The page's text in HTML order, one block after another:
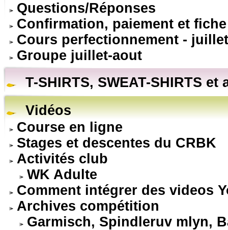
Questions/Réponses
Confirmation, paiement et
Cours perfectionnement -
Groupe juillet-aout
T-SHIRTS, SWEAT-SHIRTS et
Vidéos
Course en ligne
Stages et descentes du CRBK
Activités club
WK Adulte
Comment intégrer des videos
Archives compétition
Garmisch, Spindleruv mlyn,